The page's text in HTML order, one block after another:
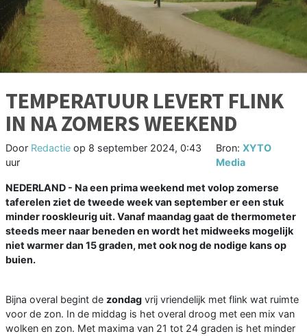
TEMPERATUUR LEVERT FLINK
IN NA ZOMERS WEEKEND
Door Redactie op 8 september 2024, 0:43
uur
Bron: XYTO
Media
NEDERLAND - Na een prima weekend met volop zomerse
taferelen ziet de tweede week van september er een stuk
minder rooskleurig uit. Vanaf maandag gaat de thermometer
steeds meer naar beneden en wordt het midweeks mogelijk
niet warmer dan 15 graden, met ook nog de nodige kans op
buien.
Bijna overal begint de zondag vrij vriendelijk met flink wat ruimte
voor de zon. In de middag is het overal droog met een mix van
wolken en zon. Met maxima van 21 tot 24 graden is het minder